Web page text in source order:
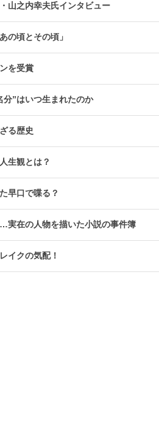
山之内幸夫氏インタビュー
の頃とその頃」
を受賞
分”はいつ生まれたのか
る歴史
生観とは？
早口で喋る？
実在の人物を描いた小説の事件簿
イクの気配！